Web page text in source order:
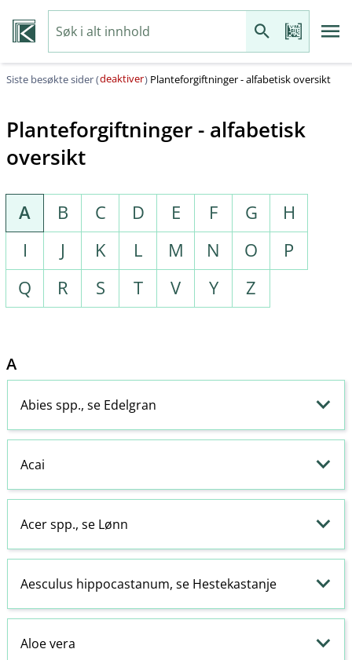
Siste besøkte sider (deaktiver) Planteforgiftninger - alfabetisk oversikt
Planteforgiftninger - alfabetisk
oversikt
A B C D E F G
H
I
J K L M N O
P
Q
R S T V Y Z
A
Abies spp., se Edelgran
Acai
Acer spp., se Lønn
Aesculus hippocastanum, se Hestekastanje
Aloe vera